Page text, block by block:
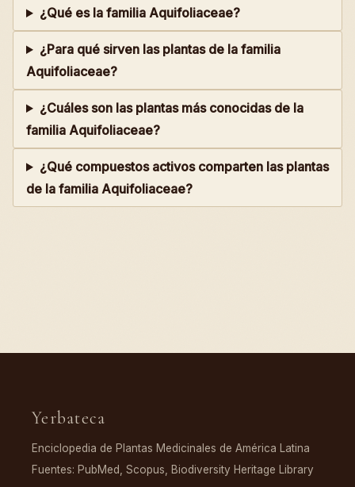
¿Qué es la familia Aquifoliaceae?
¿Para qué sirven las plantas de la familia
Aquifoliaceae?
¿Cuáles son las plantas más conocidas de la
familia Aquifoliaceae?
¿Qué compuestos activos comparten las plantas
de la familia Aquifoliaceae?
Yerbateca
Enciclopedia de Plantas Medicinales de América Latina
Fuentes: PubMed, Scopus, Biodiversity Heritage Library